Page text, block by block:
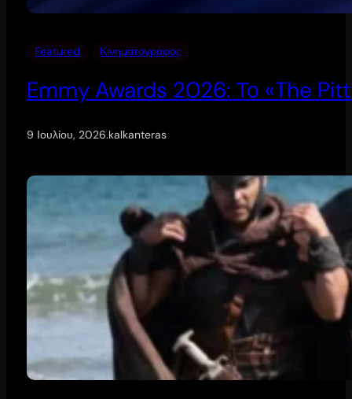
Featured Κινηματογράφος
Emmy Awards 2026: Το «The
9 Ιουλίου, 2026.kalkanteras